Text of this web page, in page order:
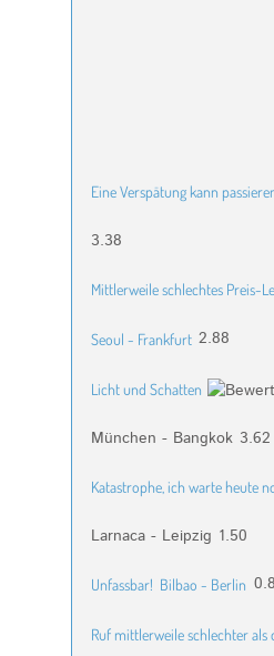
Eine Verspätung kann
3.38
Mittlerweile schlechtes Preis-
Seoul - Frankfurt 2.88
Licht und Schatten
München - Bangkok 3.62
Katastrophe, ich warte heute
Larnaca - Leipzig 1.50
Unfassbar! Bilbao - Berlin
Ruf mittlerweile schlechter als